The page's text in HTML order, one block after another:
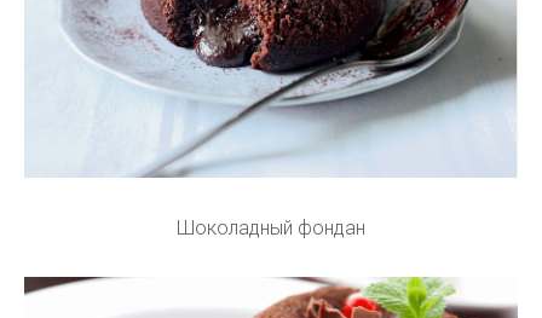
Шоколадный фондан